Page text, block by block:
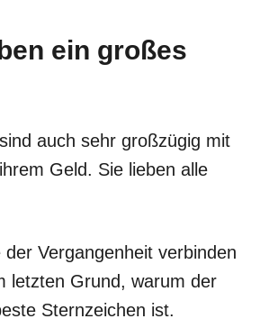
ein großes
auch sehr großzügig mit
Geld. Sie lieben alle
Vergangenheit verbinden
letzten Grund, warum der
Sternzeichen ist.